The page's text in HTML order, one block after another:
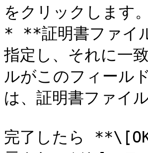
をクリックします。
* **証明書ファイ
指定し、それに一
ルがこのフィール
は、証明書ファイ
完了したら